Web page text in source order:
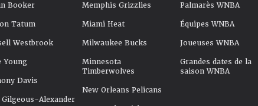
Booker
Tatum
Westbrook
Young
Davis
Gilgeous-Alexander
Memphis Grizzlies
Miami Heat
Milwaukee Bucks
Minnesota
Timberwolves
New Orleans Pelicans
Palmarès WNBA
Équipes WNBA
Joueuses WNBA
Grandes dates de la
saison WNBA